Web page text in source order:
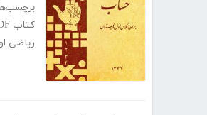
کتاب PDF اول دبستان
ریاضی